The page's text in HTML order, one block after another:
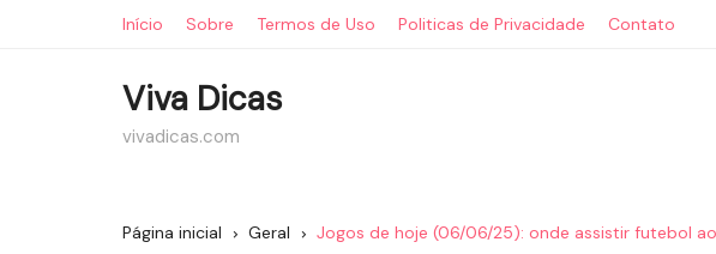
Início Sobre Termos de Uso Politicas de Privacidade Contato
Viva Dicas
vivadicas.com
Página inicial Geral Jogos de hoje (06/06/25): onde assistir futebol